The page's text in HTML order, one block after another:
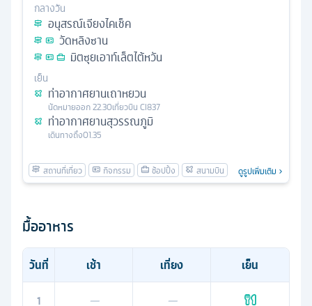
กลางวัน
อนุสรณ์เจียงไคเช็ค
วัดหลิงซาน
มิตซุยเอาท์เล็ตไต้หวัน
เย็น
ท่าอากาศยานเถาหยวน
นัดหมายออก22.30เที่ยวบิน CI837
ท่าอากาศยานสุวรรณภูมิ
เดินทางถึง01.35
ดูรูปเพิ่มเติม
มื้ออาหาร
วันที่ เช้า เที่ยง
เย็น
1
— —